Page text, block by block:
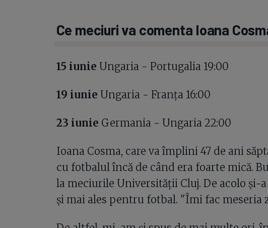
Ce meciuri va comenta Ioana
15 iunie Ungaria - Portugalia 19:00
19 iunie Ungaria - Franța 16:00
23 iunie Germania - Ungaria 22:00
Ioana Cosma, care va împlini 47 de ani
cu fotbalul încă de când era foarte mică.
la meciurile Universității Cluj. De acolo și-
și mai ales pentru fotbal. "Îmi fac meseria